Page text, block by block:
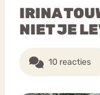
IRINA
NIET JE
10 reacties